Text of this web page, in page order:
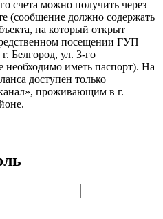
счета можно получить через
(сообщение должно содержать
на который открыт
посещении ГУП
Белгород, ул. 3-го
необходимо иметь паспорт). На
доступен только
проживающим в г.